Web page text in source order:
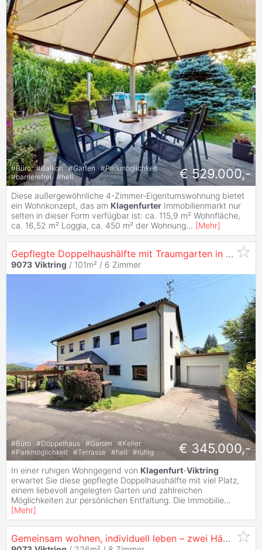
#Büro #Balkon #Garten #Parkmöglichkeit
#barrierefrei #hell € 529.000,-
Diese außergewöhnliche 4-Zimmer-Eigentumswohnung bietet
ein Wohnkonzept, das am Klagenfurter Immobilienmarkt nur
selten in dieser Form verfügbar ist: ca. 115,9 m² Wohnfläche,
ca. 16,52 m² Loggia, ca. 450 m² der Wohnung... [Mehr]
Gepflegte Doppelhaushälfte mit Traumgarten in ruhiger Lage von
9073 Viktring / 101m² / 6 Zimmer
#Büro #Doppelhaus #Garten #Keller
#Parkmöglichkeit #Terrasse #hell #ruhig € 345.000,-
In einer ruhigen Wohngegend von Klagenfurt-Viktring
erwartet Sie diese gepflegte Doppelhaushälfte mit viel Platz,
einem liebevoll angelegten Garten und zahlreichen
Möglichkeiten zur persönlichen Entfaltung. Die Immobilie...
[Mehr]
Gemeinsam wohnen, individuell leben – zwei Häuser in perfekter Lage #